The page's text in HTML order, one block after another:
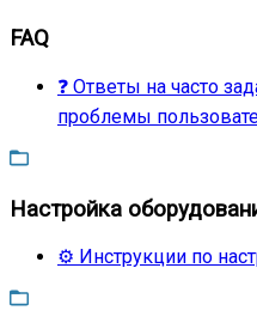
FAQ
❓ Ответы на часто
проблемы
Настройка
⚙️ Инструкции по